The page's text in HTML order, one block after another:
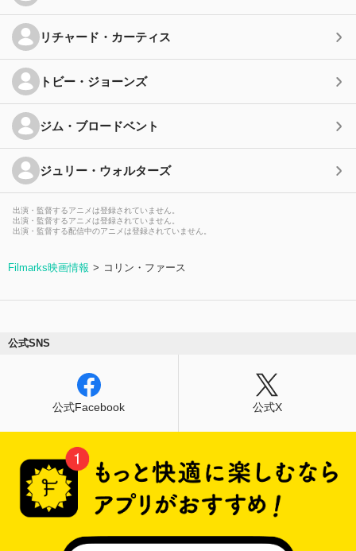
リチャード・カーティス
トビー・ジョーンズ
ジム・ブロードベント
ジュリー・ウォルターズ
出演・監督するアニメは登録されていません。
出演・監督するアニメは登録されていません。
出演・監督する配信中のアニメは登録されていません。
Filmarks映画情報 コリン・ファース
公式SNS
公式Facebook 公式X